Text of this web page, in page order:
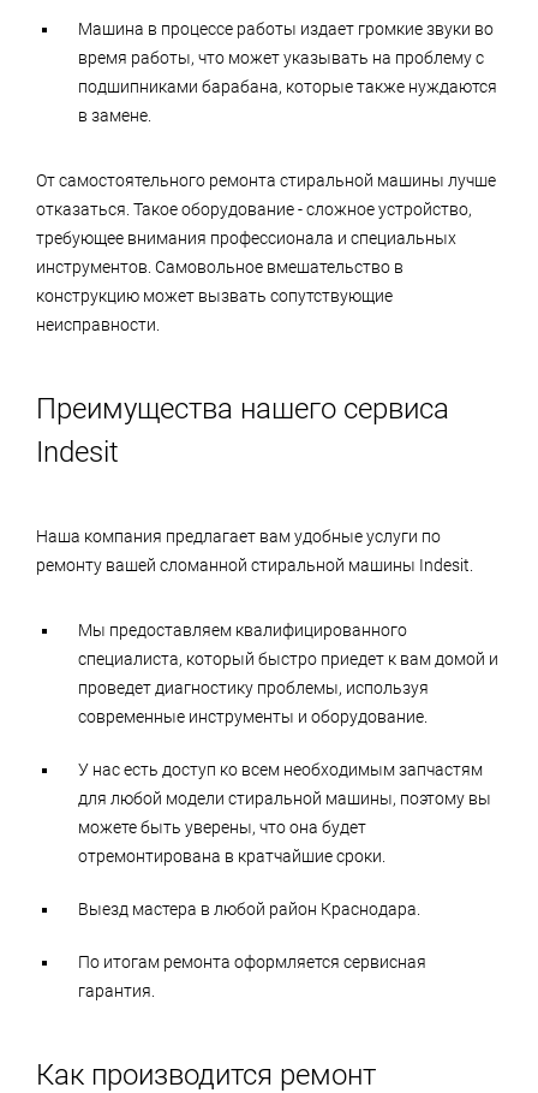
Машина в процессе работы издает громкие звуки во
время работы, что может указывать на проблему с
подшипниками барабана, которые также нуждаются
в замене.
От самостоятельного ремонта стиральной машины лучше
отказаться. Такое оборудование - сложное устройство,
требующее внимания профессионала и специальных
инструментов. Самовольное вмешательство в
конструкцию может вызвать сопутствующие
неисправности.
Преимущества нашего сервиса
Indesit
Наша компания предлагает вам удобные услуги по
ремонту вашей сломанной стиральной машины Indesit.
Мы предоставляем квалифицированного
специалиста, который быстро приедет к вам домой и
проведет диагностику проблемы, используя
современные инструменты и оборудование.
У нас есть доступ ко всем необходимым запчастям
для любой модели стиральной машины, поэтому вы
можете быть уверены, что она будет
отремонтирована в кратчайшие сроки.
Выезд мастера в любой район Краснодара.
По итогам ремонта оформляется сервисная
гарантия.
Как производится ремонт